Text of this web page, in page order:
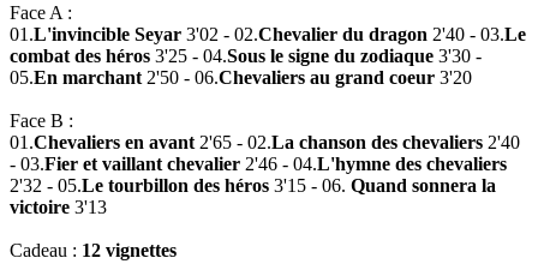
Face A :
01.L'invincible Seyar 3'02 - 02.Chevalier du dragon 2'40 - 03.Le
combat des héros 3'25 - 04.Sous le signe du zodiaque 3'30 -
05.En marchant 2'50 - 06.Chevaliers au grand coeur 3'20
Face B :
01.Chevaliers en avant 2'65 - 02.La chanson des chevaliers 2'40
- 03.Fier et vaillant chevalier 2'46 - 04.L'hymne des chevaliers
2'32 - 05.Le tourbillon des héros 3'15 - 06. Quand sonnera la
victoire 3'13
Cadeau : 12 vignettes